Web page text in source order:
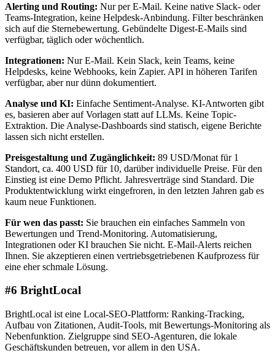
Alerting und Routing: Nur per E-Mail. Keine native Slack- oder
Teams-Integration, keine Helpdesk-Anbindung. Filter beschränken
sich auf die Sternebewertung. Gebündelte Digest-E-Mails sind
verfügbar, täglich oder wöchentlich.
Integrationen: Nur E-Mail. Kein Slack, kein Teams, keine
Helpdesks, keine Webhooks, kein Zapier. API in höheren Tarifen
verfügbar, aber nur dünn dokumentiert.
Analyse und KI: Einfache Sentiment-Analyse. KI-Antworten gibt
es, basieren aber auf Vorlagen statt auf LLMs. Keine Topic-
Extraktion. Die Analyse-Dashboards sind statisch, eigene Berichte
lassen sich nicht erstellen.
Preisgestaltung und Zugänglichkeit: 89 USD/Monat für 1
Standort, ca. 400 USD für 10, darüber individuelle Preise. Für den
Einstieg ist eine Demo Pflicht. Jahresverträge sind Standard. Die
Produktentwicklung wirkt eingefroren, in den letzten Jahren gab es
kaum neue Funktionen.
Für wen das passt: Sie brauchen ein einfaches Sammeln von
Bewertungen und Trend-Monitoring. Automatisierung,
Integrationen oder KI brauchen Sie nicht. E-Mail-Alerts reichen
Ihnen. Sie akzeptieren einen vertriebsgetriebenen Kaufprozess für
eine eher schmale Lösung.
#6 BrightLocal
BrightLocal ist eine Local-SEO-Plattform: Ranking-Tracking,
Aufbau von Zitationen, Audit-Tools, mit Bewertungs-Monitoring als
Nebenfunktion. Zielgruppe sind SEO-Agenturen, die lokale
Geschäftskunden betreuen, vor allem in den USA.